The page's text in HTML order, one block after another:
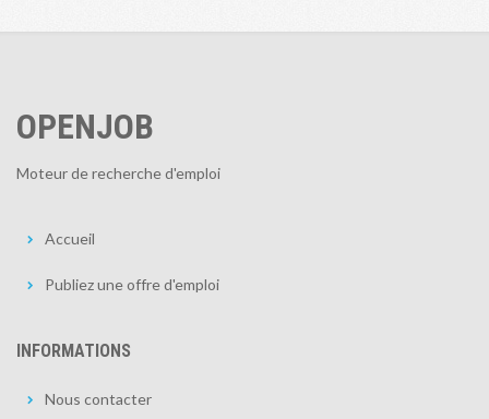
OPENJOB
Moteur de recherche d'emploi
Accueil
Publiez une offre d'emploi
INFORMATIONS
Nous contacter